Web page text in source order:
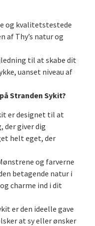
og kvalitetstestede
af Thy’s natur og
til at skabe dit
uanset niveau af
Stranden Sykit?
er designet til at
der giver dig
helt eget, der
og farverne
betagende natur i
charme ind i dit
er den ideelle gave
at sy eller ønsker